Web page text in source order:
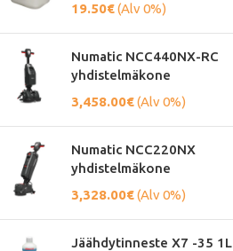
19.50€(Alv 0%)
Numatic NCC440NX-RC
yhdistelmäkone
3,458.00€(Alv 0%)
Numatic NCC220NX
yhdistelmäkone
3,328.00€(Alv 0%)
Jäähdytinneste X7 -35 1L